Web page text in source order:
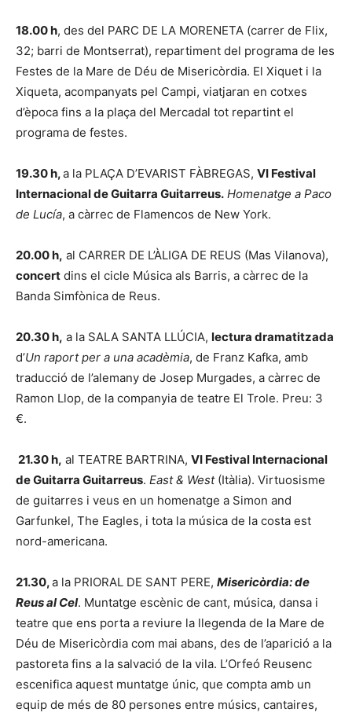
18.00 h, des del PARC DE LA MORENETA (carrer de Flix,
32; barri de Montserrat), repartiment del programa de les
Festes de la Mare de Déu de Misericòrdia. El Xiquet i la
Xiqueta, acompanyats pel Campi, viatjaran en cotxes
d’època fins a la plaça del Mercadal tot repartint el
programa de festes.
19.30 h,a la PLAÇA D’EVARIST FÀBREGAS, VI Festival
Internacional de Guitarra Guitarreus. Homenatge a Paco
de Lucía, a càrrec de Flamencos de New York.
20.00 h, al CARRER DE L’ÀLIGA DE REUS (Mas Vilanova),
concert dins el cicle Música als Barris, a càrrec de la
Banda Simfònica de Reus.
20.30 h, a la SALA SANTA LLÚCIA, lectura dramatitzada
d’Un raport per a una acadèmia, de Franz Kafka, amb
traducció de l’alemany de Josep Murgades, a càrrec de
Ramon Llop, de la companyia de teatre El Trole. Preu: 3
€.
21.30 h, al TEATRE BARTRINA, VI Festival Internacional
de Guitarra Guitarreus. East & West(Itàlia). Virtuosisme
de guitarres i veus en un homenatge a Simon and
Garfunkel, The Eagles, i tota la música de la costa est
nord-americana.
21.30,a la PRIORAL DE SANT PERE, Misericòrdia: de
Reus al Cel. Muntatge escènic de cant, música, dansa i
teatre que ens porta a reviure la llegenda de la Mare de
Déu de Misericòrdia com mai abans, des de l’aparició a la
pastoreta fins a la salvació de la vila. L’Orfeó Reusenc
escenifica aquest muntatge únic, que compta amb un
equip de més de 80 persones entre músics, cantaires,